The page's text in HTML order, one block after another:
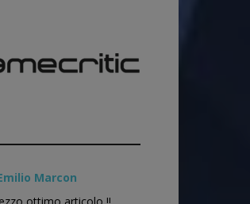
Marcon